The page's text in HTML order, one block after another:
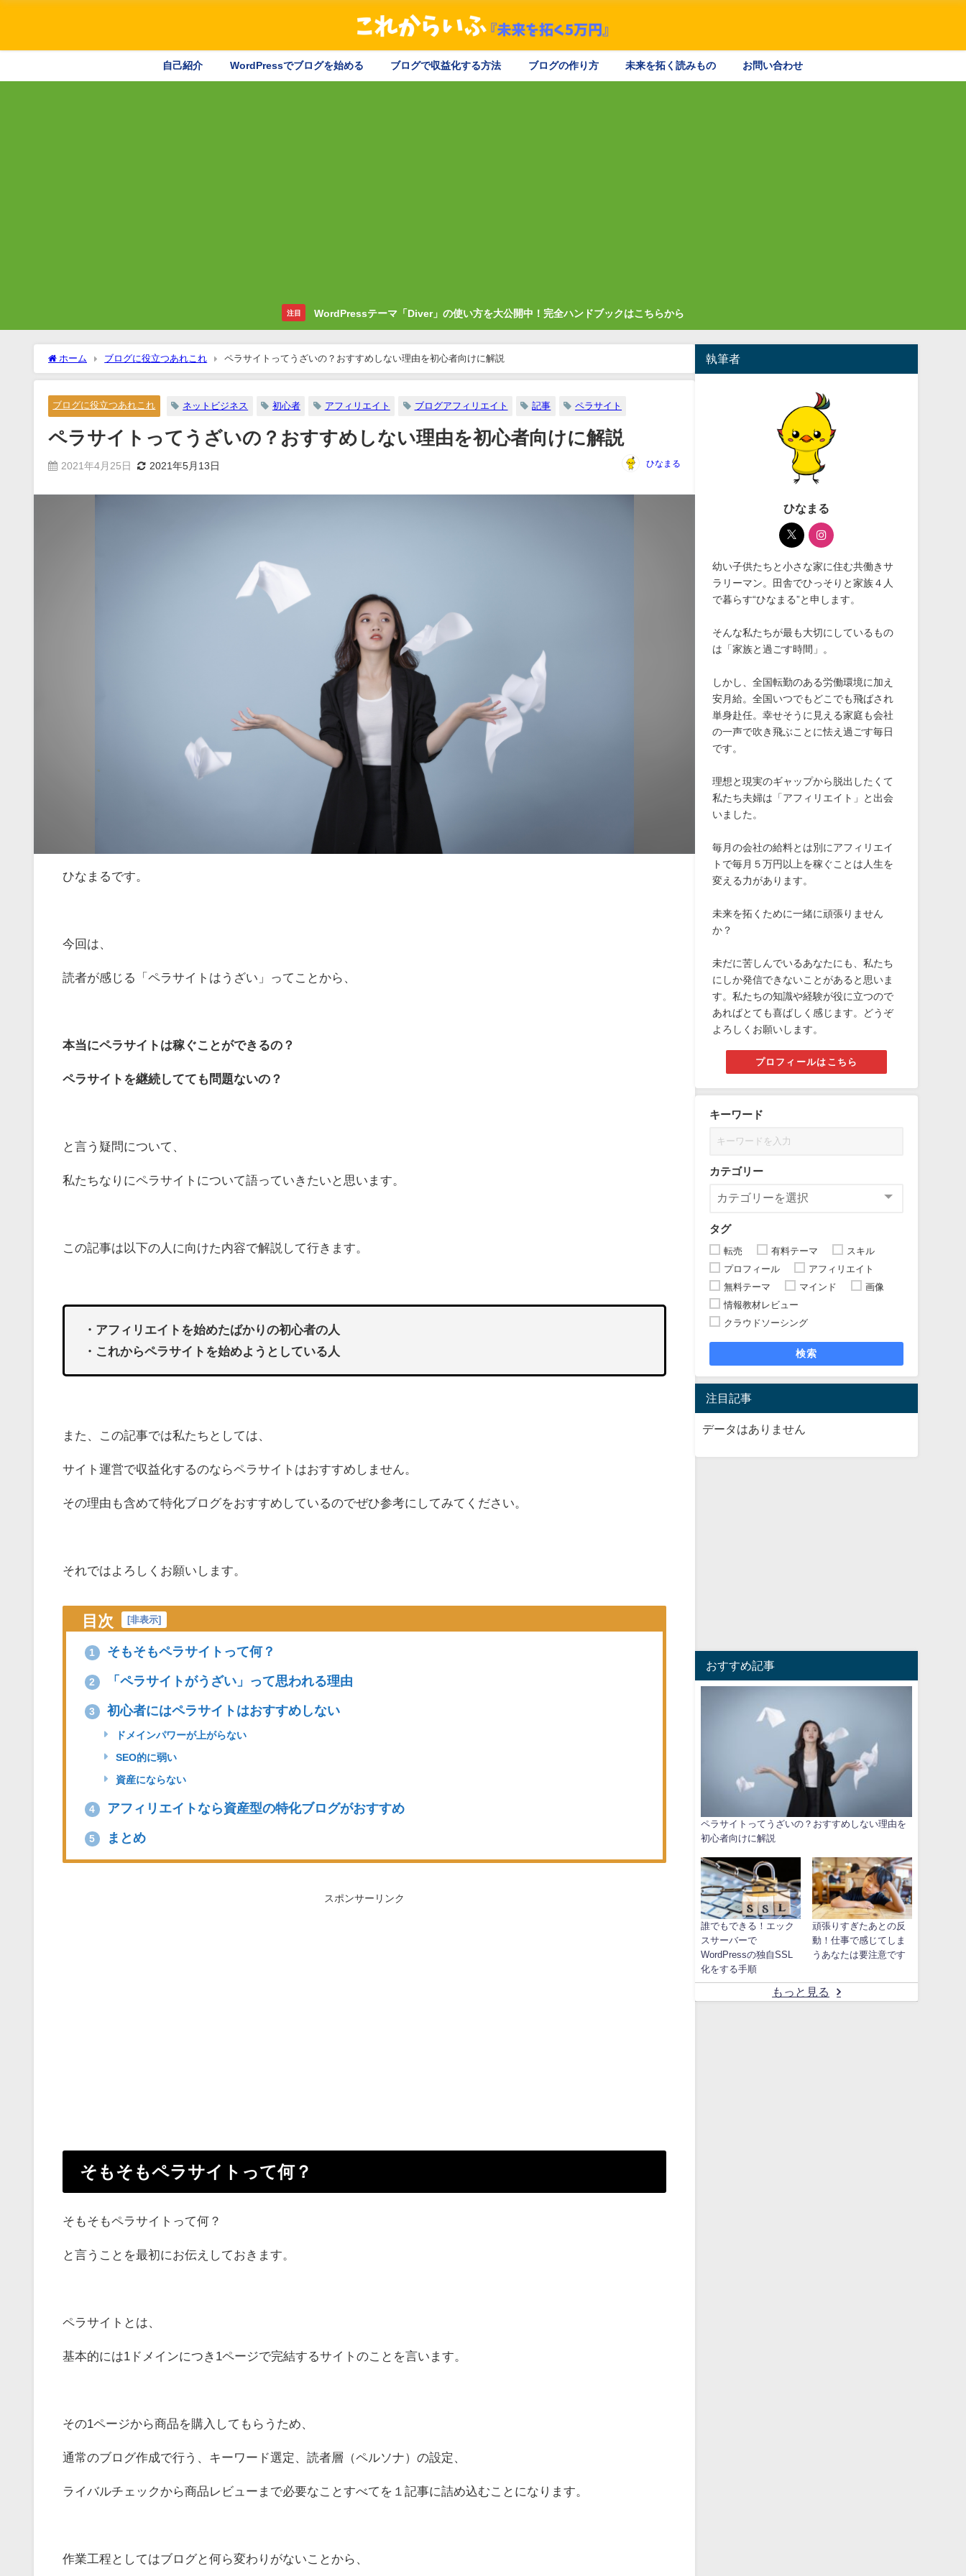
自己紹介 WordPressでブログを始める ブログで収益化する方法 ブログの作り方 未来を拓く読みもの お問い合わせ
注目 WordPressテーマ「Diver」の使い方を大公開中！完全ハンドブックはこちらから
ホーム ブログに役立つあれこれ ペラサイトってうざいの？おすすめしない理由を初心者向けに解説
ブログに役立つあれこれ ネットビジネス 初心者 アフィリエイト ブログアフィリエイト 記事 ペラサイト
ペラサイトってうざいの？おすすめしない理由を初心者向けに解説
2021年4月25日 2021年5月13日 ひなまる
ひなまるです。
今回は、
読者が感じる「ペラサイトはうざい」ってことから、
本当にペラサイトは稼ぐことができるの？
ペラサイトを継続してても問題ないの？
と言う疑問について、
私たちなりにペラサイトについて語っていきたいと思います。
この記事は以下の人に向けた内容で解説して行きます。
・アフィリエイトを始めたばかりの初心者の人
・これからペラサイトを始めようとしている人
また、この記事では私たちとしては、
サイト運営で収益化するのならペラサイトはおすすめしません。
その理由も含めて特化ブログをおすすめしているのでぜひ参考にしてみてください。
それではよろしくお願いします。
目次 [非表示]
1 そもそもペラサイトって何？
2 「ペラサイトがうざい」って思われる理由
3 初心者にはペラサイトはおすすめしない
ドメインパワーが上がらない
SEO的に弱い
資産にならない
4 アフィリエイトなら資産型の特化ブログがおすすめ
5 まとめ
スポンサーリンク
そもそもペラサイトって何？
そもそもペラサイトって何？
と言うことを最初にお伝えしておきます。
ペラサイトとは、
基本的には1ドメインにつき1ページで完結するサイトのことを言います。
その1ページから商品を購入してもらうため、
通常のブログ作成で行う、 キーワード選定、読者層（ペルソナ）の設定、
ライバルチェックから商品レビューまで必要なことすべてを１記事に詰め込むことになります。
作業工程としてはブログと何ら変わりがないことから、
執筆者
ひなまる
幼い子供たちと小さな家に住む共働きサ
ラリーマン。田舎でひっそりと家族４人
で暮らす“ひなまる”と申します。
そんな私たちが最も大切にしているもの
は「家族と過ごす時間」。
しかし、全国転勤のある労働環境に加え
安月給。全国いつでもどこでも飛ばされ
単身赴任。幸せそうに見える家庭も会社
の一声で吹き飛ぶことに怯え過ごす毎日
です。
理想と現実のギャップから脱出したくて
私たち夫婦は「アフィリエイト」と出会
いました。
毎月の会社の給料とは別にアフィリエイ
トで毎月５万円以上を稼ぐことは人生を
変える力があります。
未来を拓くために一緒に頑張りません
か？
未だに苦しんでいるあなたにも、私たち
にしか発信できないことがあると思いま
す。私たちの知識や経験が役に立つので
あればとても喜ばしく感じます。どうぞ
よろしくお願いします。
プロフィールはこちら
キーワード
カテゴリー
タグ
転売 有料テーマ
スキル
プロフィール
アフィリエイト
無料テーマ
マインド
画像
情報教材レビュー
クラウドソーシング
検索
注目記事
データはありません
おすすめ記事
ペラサイトってうざいの？おすすめしない理由を
初心者向けに解説
誰でもできる！エック
スサーバーで
WordPressの独自SSL
化をする手順
頑張りすぎたあとの反
動！仕事で感じてしま
うあなたは要注意です
もっと見る